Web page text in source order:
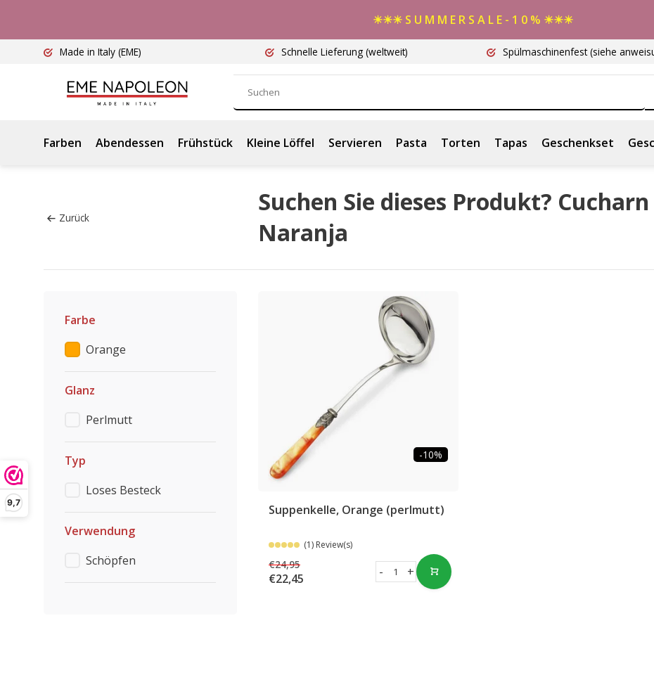
9,7
☀☀☀ S U M M E R S A L E - 1 0 % ☀☀☀
Made in Italy (EME) Schnelle Lieferung (weltweit) Spülmaschinenfest(siehe
Farben Abendessen Frühstück Kleine Löffel Servieren Pasta Torten Tapas Geschenkset
Zurück
Suchen Sie dieses Produkt? Cucharn
Naranja
Farbe
Orange
Glanz
Perlmutt
Typ
Loses Besteck
Verwendung
Schöpfen
-10%
Suppenkelle, Orange (perlmutt)
(1) Review(s)
€24,95
€22,45 +
-